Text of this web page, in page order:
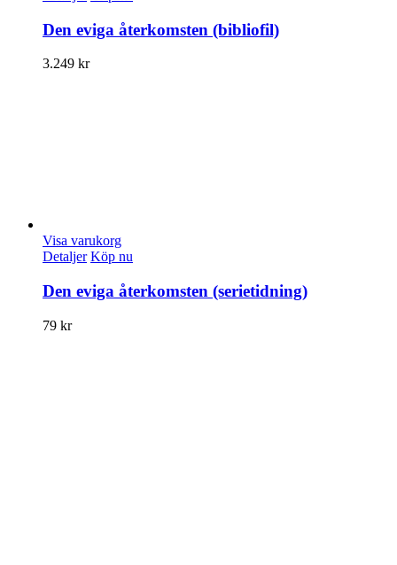
Den eviga återkomsten (bibliofil)
3.249 kr
Visa varukorg
Detaljer Köp nu
Den eviga återkomsten (serietidning)
79 kr